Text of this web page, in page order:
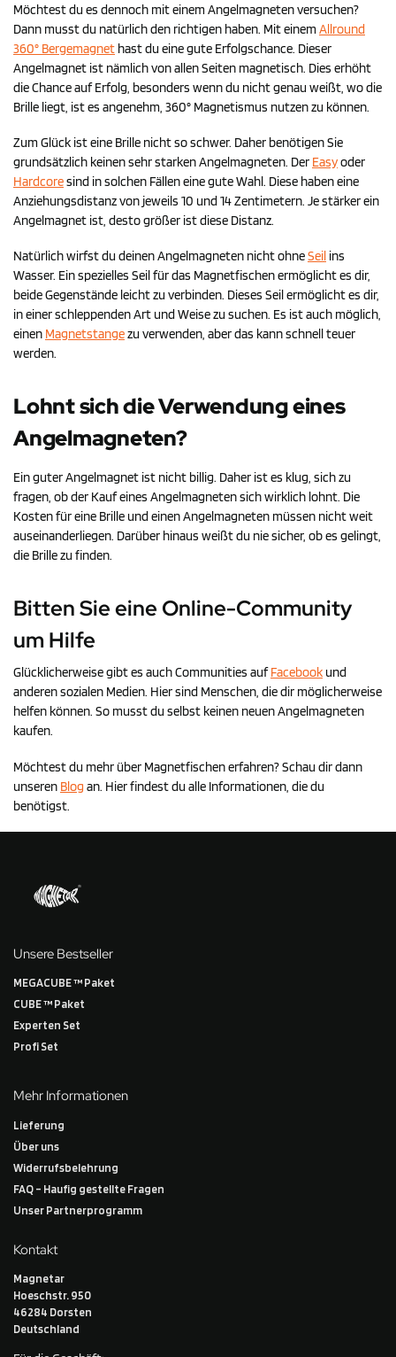
Möchtest du es dennoch mit einem Angelmagneten versuchen?
Dann musst du natürlich den richtigen haben. Mit einem Allround
360° Bergemagnet hast du eine gute Erfolgschance. Dieser
Angelmagnet ist nämlich von allen Seiten magnetisch. Dies erhöht
die Chance auf Erfolg, besonders wenn du nicht genau weißt, wo die
Brille liegt, ist es angenehm, 360° Magnetismus nutzen zu können.
Zum Glück ist eine Brille nicht so schwer. Daher benötigen Sie
grundsätzlich keinen sehr starken Angelmagneten. Der Easyoder
Hardcoresind in solchen Fällen eine gute Wahl. Diese haben eine
Anziehungsdistanz von jeweils 10 und 14 Zentimetern. Je stärker ein
Angelmagnet ist, desto größer ist diese Distanz.
Natürlich wirfst du deinen Angelmagneten nicht ohneSeil ins
Wasser. Ein spezielles Seil für das Magnetfischen ermöglicht es dir,
beide Gegenstände leicht zu verbinden. Dieses Seil ermöglicht es dir,
in einer schleppenden Art und Weise zu suchen. Es ist auch möglich,
einen Magnetstangezu verwenden, aber das kann schnell teuer
werden.
Lohnt sich die Verwendung eines
Angelmagneten?
Ein guter Angelmagnet ist nicht billig. Daher ist es klug, sich zu
fragen, ob der Kauf eines Angelmagneten sich wirklich lohnt. Die
Kosten für eine Brille und einen Angelmagneten müssen nicht weit
auseinanderliegen. Darüber hinaus weißt du nie sicher, ob es gelingt,
die Brille zu finden.
Bitten Sie eine Online-Community
um Hilfe
Glücklicherweise gibt es auch Communities aufFacebook und
anderen sozialen Medien. Hier sind Menschen, die dir möglicherweise
helfen können. So musst du selbst keinen neuen Angelmagneten
kaufen.
Möchtest du mehr über Magnetfischen erfahren? Schau dir dann
unseren Blog an. Hier findest du alle Informationen, die du
benötigst.
Unsere Bestseller
MEGACUBE ™ Paket
CUBE ™ Paket
Experten Set
Profi Set
Mehr Informationen
Lieferung
Über uns
Widerrufsbelehrung
FAQ – Haufig gestellte Fragen
Unser Partnerprogramm
Kontakt
Magnetar
Hoeschstr. 950
46284 Dorsten
Deutschland